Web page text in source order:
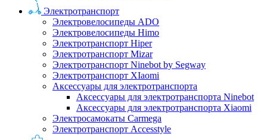
Электротранспорт
Электровелосипеды ADO
Электровелосипеды Himo
Электротранспорт Hiper
Электротранспорт Mizar
Электротранспорт Ninebot by Segway
Электротранспорт XIaomi
Аксессуары для электротранспорта
Аксессуары для электротранспорта Ninebot
Аксессуары для электротранспорта Xiaomi
Электросамокаты Carmega
Электротранспорт Accesstyle